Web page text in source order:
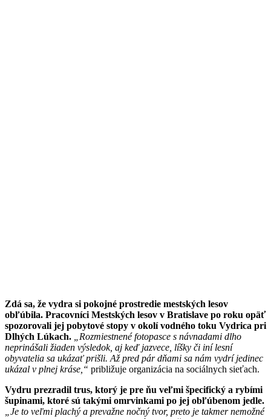
Zdá sa, že vydra si pokojné prostredie mestských lesov
obľúbila. Pracovníci Mestských lesov v Bratislave po roku opäť
spozorovali jej pobytové stopy v okolí vodného toku Vydrica pri
Dlhých Lúkach.
„Rozmiestnené fotopasce s návnadami dlho
neprinášali žiaden výsledok, aj keď jazvece, líšky či iní lesní
obyvatelia sa ukázať prišli. Až pred pár dňami sa nám vydrí jedinec
ukázal v plnej kráse,“ približuje organizácia na sociálnych sieťach.
Vydru prezradil trus, ktorý je pre ňu veľmi špecifický a rybími
šupinami, ktoré sú takými omrvinkami po jej obľúbenom jedle.
„Je to veľmi plachý a prevažne nočný tvor, preto je takmer nemožné